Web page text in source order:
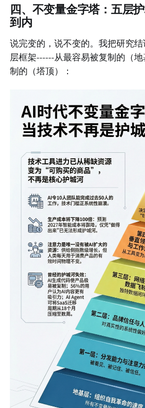
四、不变量金字塔：五层
到内
说完变的，说不变的。我把研究
层框架------从最容易被复制的（
制的（塔顶）：